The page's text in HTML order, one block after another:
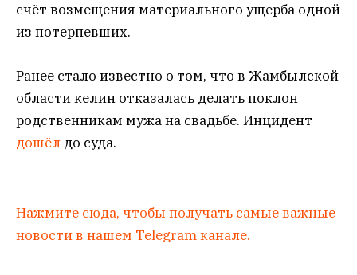
счёт возмещения материального ущерба одной
из потерпевших.
Ранее стало известно о том, что в Жамбылской
области келин отказалась делать поклон
родственникам мужа на свадьбе. Инцидент
дошёл до суда.
Нажмите сюда, чтобы получать самые важные
новости в нашем Telegram канале.